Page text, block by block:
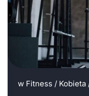
w Fitness / Kobieta